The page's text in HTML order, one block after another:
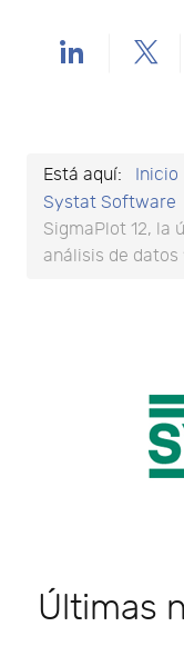
Está aquí: Inicio
Systat Software
SigmaPlot 12, la
análisis de
Últimas